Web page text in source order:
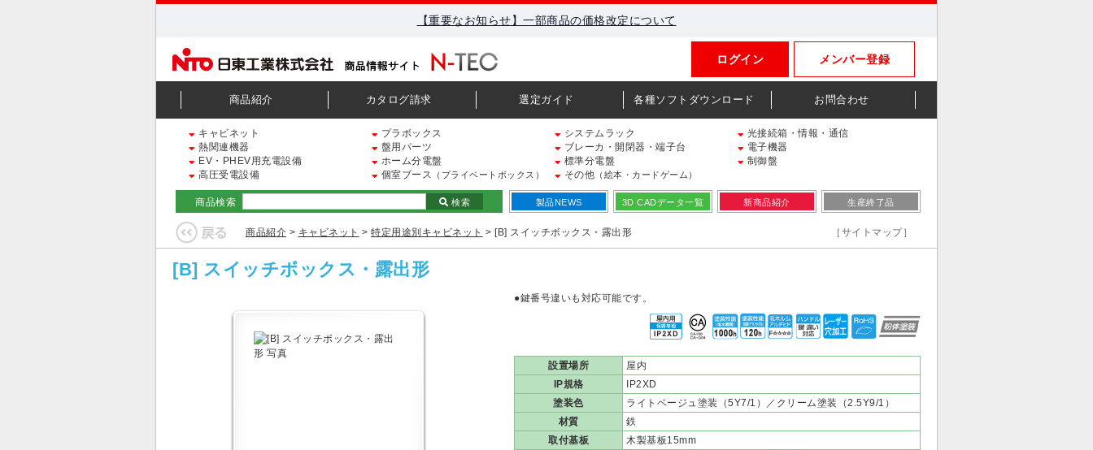
【重要なお知らせ】一部商品の価格改定について
メンバー登録
ログイン
商品紹介 カタログ請求 選定ガイド 各種ソフトダウンロード お問合わせ
キャビネット プラボックス システムラック
光接続箱・情報・通信
熱関連機器
盤用パーツ ブレーカ・開閉器・端子台
電子機器
EV・PHEV用充電設備
ホーム分電盤 標準分電盤
制御盤
高圧受電設備
個室ブース （プライベートボックス） その他 （絵本・カードゲーム）
商品検索 検索 製品NEWS 3D CADデータ一覧 新商品紹介 生産終了品
商品紹介 > キャビネット > 特定用途別キャビネット > [B] スイッチボックス・露出形 ［サイトマップ］
[B] スイッチボックス・露出形
●鍵番号違いも対応可能です。
設置場所
屋内
IP規格
IP2XD
塗装色
ライトベージュ塗装（5Y7/1）／クリーム塗装（2.5Y9/1）
材質
鉄
取付基板
木製基板15mm